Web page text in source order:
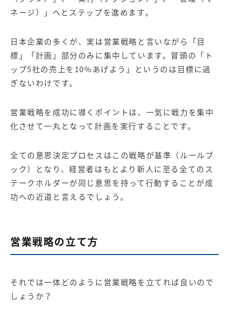
ネージ）」へとステップを進めます。
日本企業の多くが、実は営業戦略と言いながら「目
標」「計画」部分のみに集中しています。冒頭の「ト
ップ5社の売上を10%あげよう」というのは目標に過
ぎないわけです。
営業戦略を成功に導くポイントは、一気に戦力を集中
化させて一丸となって計画を実行することです。
全ての意思決定プロセスはこの戦略が基準（ルールブ
ック）となり、経営者はもとより新人に至る全てのス
テークホルダーが同じ意思を持って行動することが成
功への近道と言えるでしょう。
営業戦略の立て方
それでは一体どのように営業戦略を立てれば良いので
しょうか？